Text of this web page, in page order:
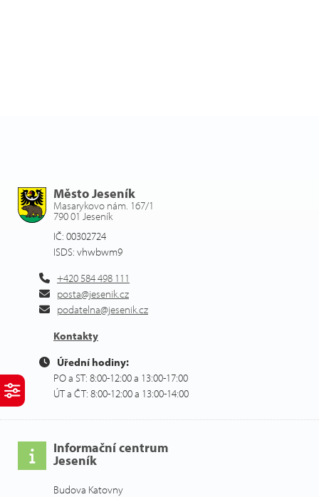
Město Jeseník
Masarykovo nám. 167/1
790 01 Jeseník
IČ: 00302724
ISDS: vhwbwm9
+420 584 498 111
posta@jesenik.cz
podatelna@jesenik.cz
Kontakty
Úřední hodiny:
PO a ST: 8:00-12:00 a 13:00-17:00
ÚT a ČT: 8:00-12:00 a 13:00-14:00
Informační centrum
Jeseník
Budova Katovny